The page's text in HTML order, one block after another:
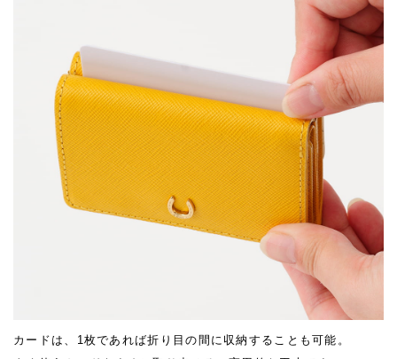
カードは、1枚であれば折り目の間に収納することも可能。